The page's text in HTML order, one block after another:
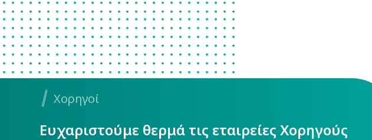
Χορηγοί
Ευχαριστούμε θερμά τις εταιρείες Χορηγούς